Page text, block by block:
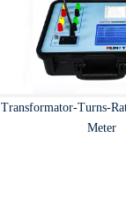
Transformator-Turns-
Meter